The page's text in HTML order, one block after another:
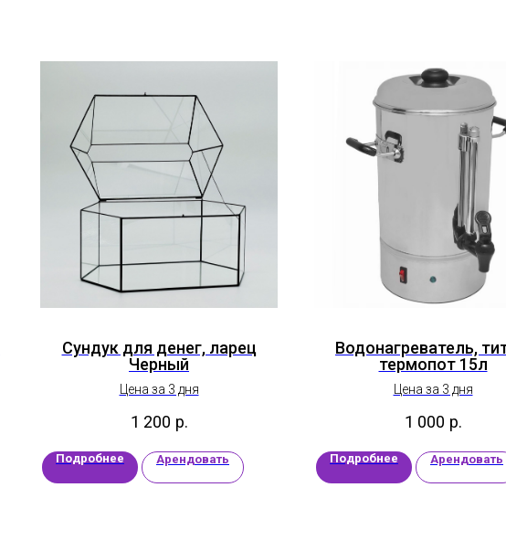
Сундук для денег, ларец
Черный
Цена за 3 дня
1 200 р.
Подробнее Арендовать
Водонагреватель,
термопот 15л
Цена за 3 дня
1 000 р.
Подробнее Арендовать